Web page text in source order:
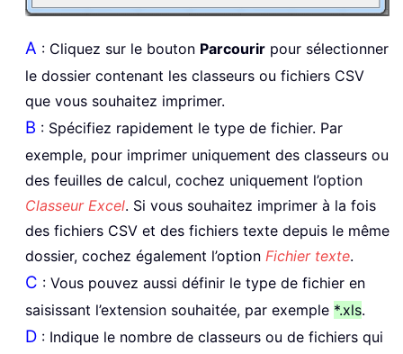
A : Cliquez sur le bouton Parcourir pour sélectionner
le dossier contenant les classeurs ou fichiers CSV
que vous souhaitez imprimer.
B : Spécifiez rapidement le type de fichier. Par
exemple, pour imprimer uniquement des classeurs ou
des feuilles de calcul, cochez uniquement l’option
Classeur Excel. Si vous souhaitez imprimer à la fois
des fichiers CSV et des fichiers texte depuis le même
dossier, cochez également l’option Fichier texte.
C : Vous pouvez aussi définir le type de fichier en
saisissant l’extension souhaitée, par exemple *.xls.
D : Indique le nombre de classeurs ou de fichiers qui